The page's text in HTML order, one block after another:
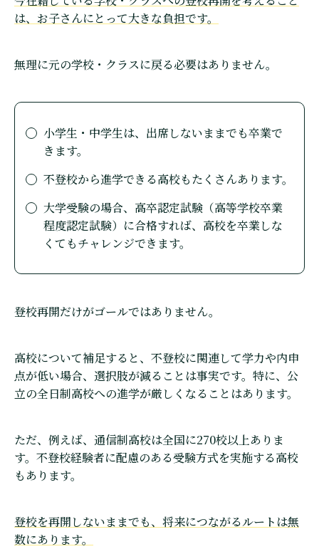
は、お子さんにとって大きな負担です。
無理に元の学校・クラスに戻る必要はありません。
小学生・中学生は、出席しないままでも卒業で
きます。
不登校から進学できる高校もたくさんあります。
大学受験の場合、高卒認定試験（高等学校卒業
程度認定試験）に合格すれば、高校を卒業しな
くてもチャレンジできます。
登校再開だけがゴールではありません。
高校について補足すると、不登校に関連して学力や内申
点が低い場合、選択肢が減ることは事実です。特に、公
立の全日制高校への進学が厳しくなることはあります。
ただ、例えば、通信制高校は全国に270校以上ありま
す。不登校経験者に配慮のある受験方式を実施する高校
もあります。
登校を再開しないままでも、将来につながるルートは無
数にあります。